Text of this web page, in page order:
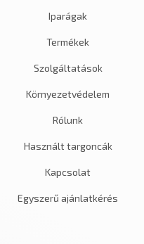
Iparágak
Termékek
Szolgáltatások
Környezetvédelem
Rólunk
Használt targoncák
Kapcsolat
Egyszerű ajánlatkérés